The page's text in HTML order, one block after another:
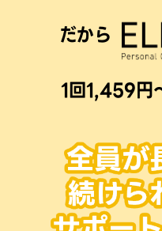
だから
1回1,459円